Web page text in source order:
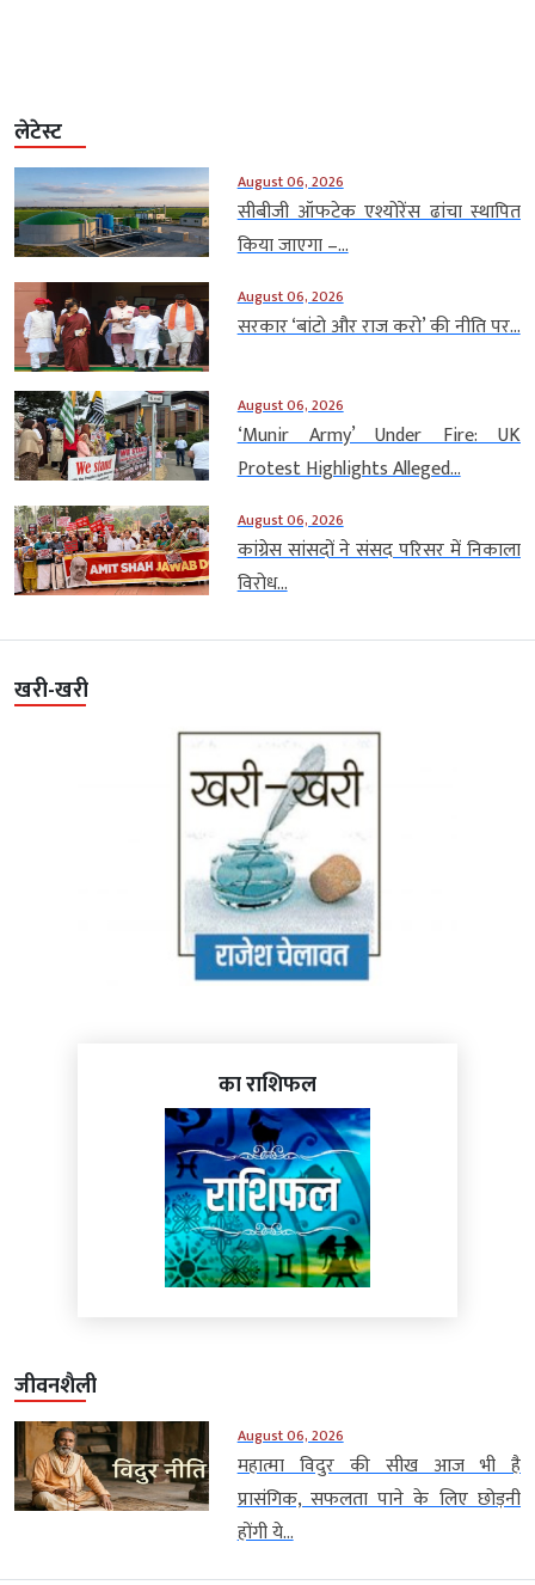
लेटेस्ट
August 06, 2026
सीबीजी ऑफटेक एश्योरेंस ढांचा स्थापित
किया जाएगा –...
August 06, 2026
सरकार ‘बांटो और राज करो’ की नीति पर...
August 06, 2026
‘Munir Army’ Under Fire: UK
Protest Highlights Alleged...
August 06, 2026
कांग्रेस सांसदों ने संसद परिसर में निकाला
विरोध...
खरी-खरी
का राशिफल
जीवनशैली
August 06, 2026
महात्मा विदुर की सीख आज भी है
प्रासंगिक, सफलता पाने के लिए छोड़नी
होंगी ये...